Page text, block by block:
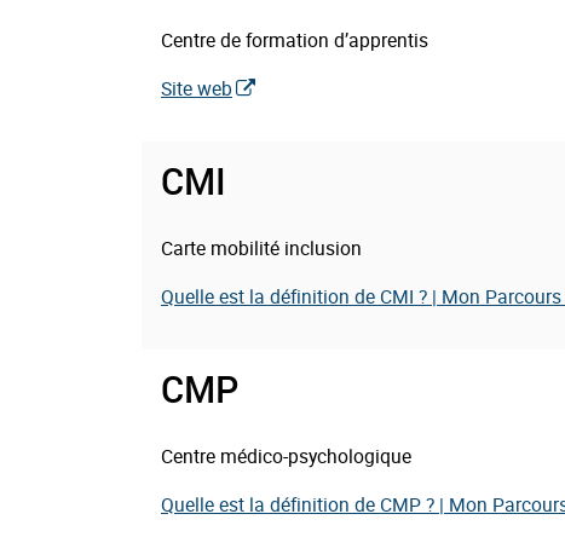
:Centre de formation d’apprentis
Site web
CMI
:Carte mobilité inclusion
Quelle est la définition de CMI ? | Mon
CMP
:Centre médico-psychologique
Quelle est la définition de CMP ? | Mon